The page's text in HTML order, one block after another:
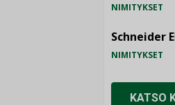
NIMITYKSET
Schneider
NIMITYKSET
KATSO